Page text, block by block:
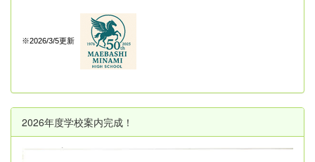
※2026/3/5更新
2026年度学校案内完成！